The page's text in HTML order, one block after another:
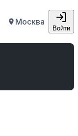
Москва
Войти